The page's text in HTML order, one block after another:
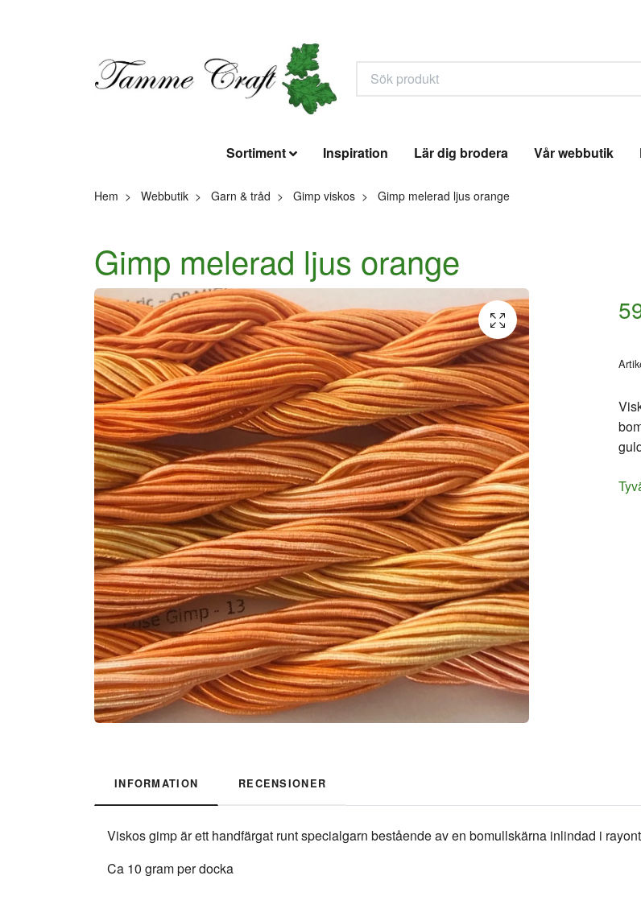
Sortiment Inspiration Lär dig brodera Vår webbutik
Hem Webbutik Garn & tråd Gimp viskos Gimp melerad ljus orange
Gimp melerad ljus orange
INFORMATION RECENSIONER
Viskos gimp är ett handfärgat runt specialgarn bestående av en bomullskärna inlindad i
Ca 10 gram per docka